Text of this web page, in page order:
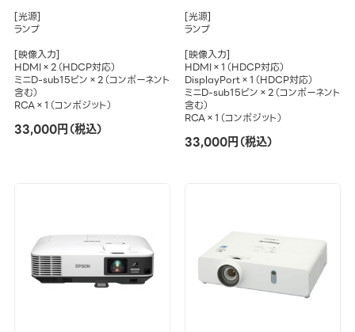
[光源]
ランプ
[映像入力]
HDMI×2（HDCP対応）
ミニD-sub15ピン×2（コンポーネント
含む）
RCA×1（コンポジット）
33,000円（税込）
[光源]
ランプ
[映像入力]
HDMI×1（HDCP対応）
DisplayPort×1（HDCP対応）
ミニD-sub15ピン×2（コンポーネント
含む）
RCA×1（コンポジット）
33,000円（税込）